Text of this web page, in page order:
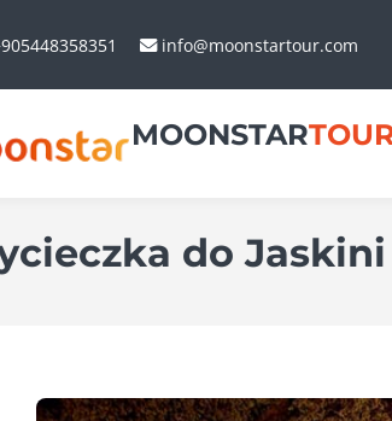
info@moonstartour.com
MOONSTAR
do